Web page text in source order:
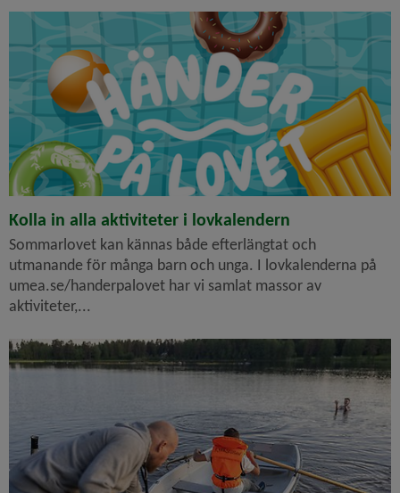
Kolla in alla aktiviteter i lovkalendern
Sommarlovet kan kännas både efterlängtat och
utmanande för många barn och unga. I lovkalenderna på
umea.se/handerpalovet har vi samlat massor av
aktiviteter,...